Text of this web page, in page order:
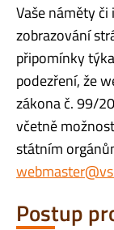
Vaše náměty
zobrazování
připomínky
podezření, že
zákona č. 99/
včetně
státním
Postup